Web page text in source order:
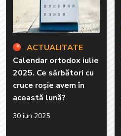
ACTUALITATE
Calendar ortodox iulie
2025. Ce sărbători cu
cruce roșie avem în
această lună?
30 iun 2025